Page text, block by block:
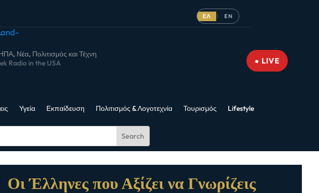
ΕΛ | EN
Νέα, Πολιτισμός και Τέχνη
Radio in the USA
● LIVE
Υγεία Εκπαίδευση Πολιτισμός & Λογοτεχνία Τουρισμός Lifestyle
Οι Έλληνες που Αξίζει να Γνωρίζεις